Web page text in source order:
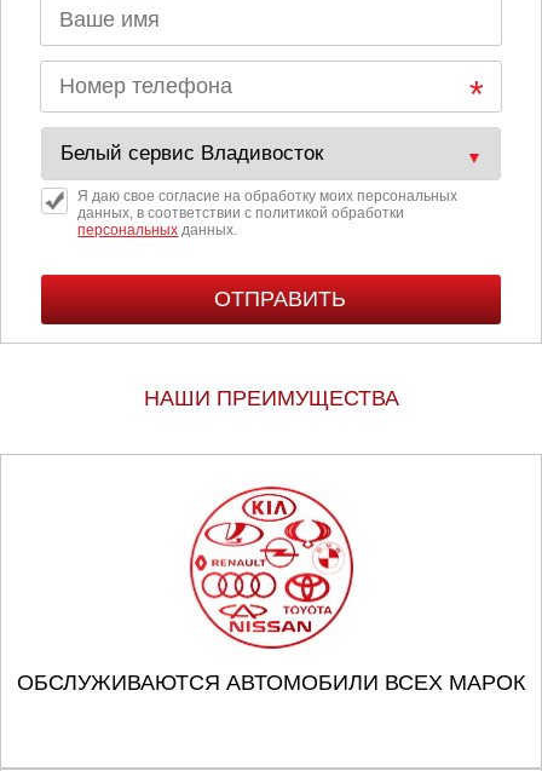
Я даю свое согласие на обработку моих персональных
данных, в соответствии с политикой обработки
персональных данных.
НАШИ ПРЕИМУЩЕСТВА
ОБСЛУЖИВАЮТСЯ АВТОМОБИЛИ ВСЕХ МАРОК